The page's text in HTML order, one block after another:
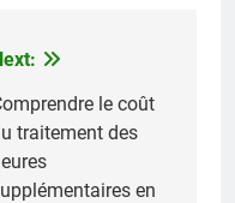
le coût
traitement des
en